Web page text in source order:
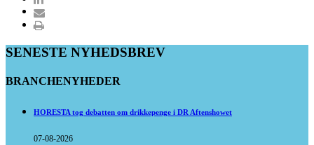
SENESTE NYHEDSBREV
BRANCHENYHEDER
HORESTA tog debatten om drikkepenge i DR Aftenshowet
07-08-2026